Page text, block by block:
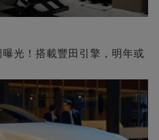
光！搭載豐田引擎，明年或